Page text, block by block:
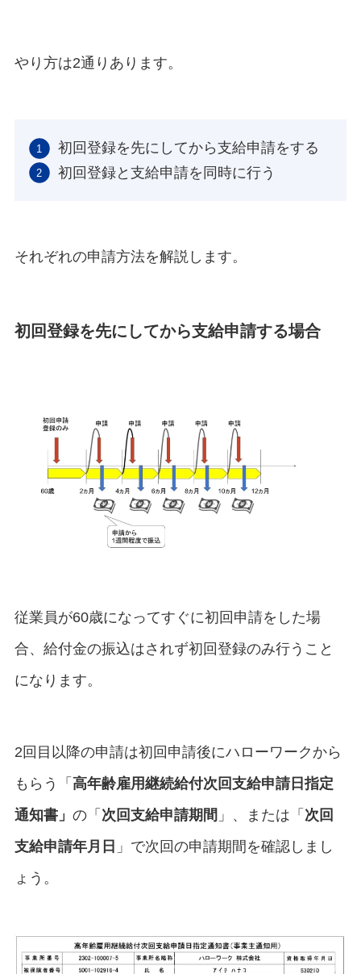
やり方は2通りあります。
初回登録を先にしてから支給申請をする
初回登録と支給申請を同時に行う
それぞれの申請方法を解説します。
初回登録を先にしてから支給申請する場合
従業員が60歳になってすぐに初回申請をした場
合、給付金の振込はされず初回登録のみ行うこと
になります。
2回目以降の申請は初回申請後にハローワークから
もらう「 高年齢雇用継続給付次回支給申請日指定
通知書」 の「 次回支給申請期間 」、または「 次回
支給申請年月日 」で次回の申請期間を確認しまし
ょう。